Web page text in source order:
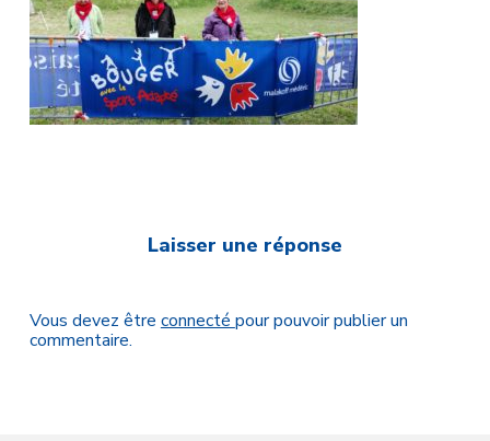
Laisser une réponse
Vous devez être connecté pour pouvoir publier un
commentaire.